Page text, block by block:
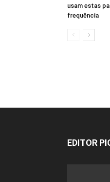
usam estas
frequência
EDITOR